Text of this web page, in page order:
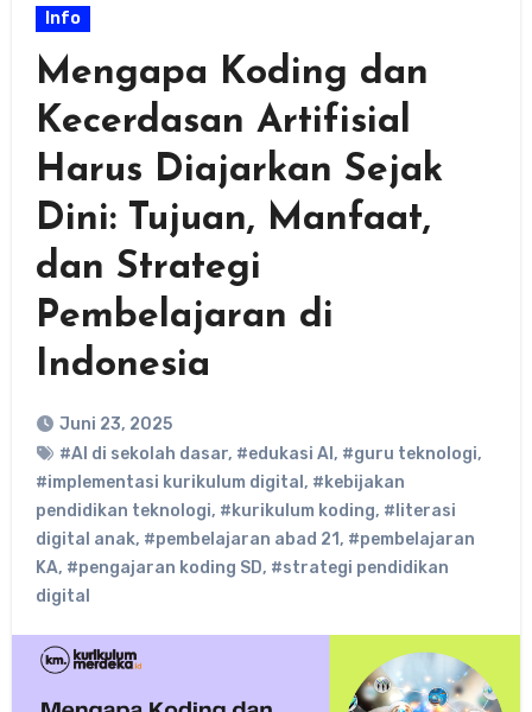
Info
Mengapa Koding dan
Kecerdasan Artifisial
Harus Diajarkan Sejak
Dini: Tujuan, Manfaat,
dan Strategi
Pembelajaran di
Indonesia
Juni 23, 2025
#AI di sekolah dasar, #edukasi AI , #guru teknologi,
#implementasi kurikulum digital , #kebijakan
pendidikan teknologi, #kurikulum koding, #literasi
digital anak, #pembelajaran abad 21, #pembelajaran
KA, #pengajaran koding SD, #strategi pendidikan
digital